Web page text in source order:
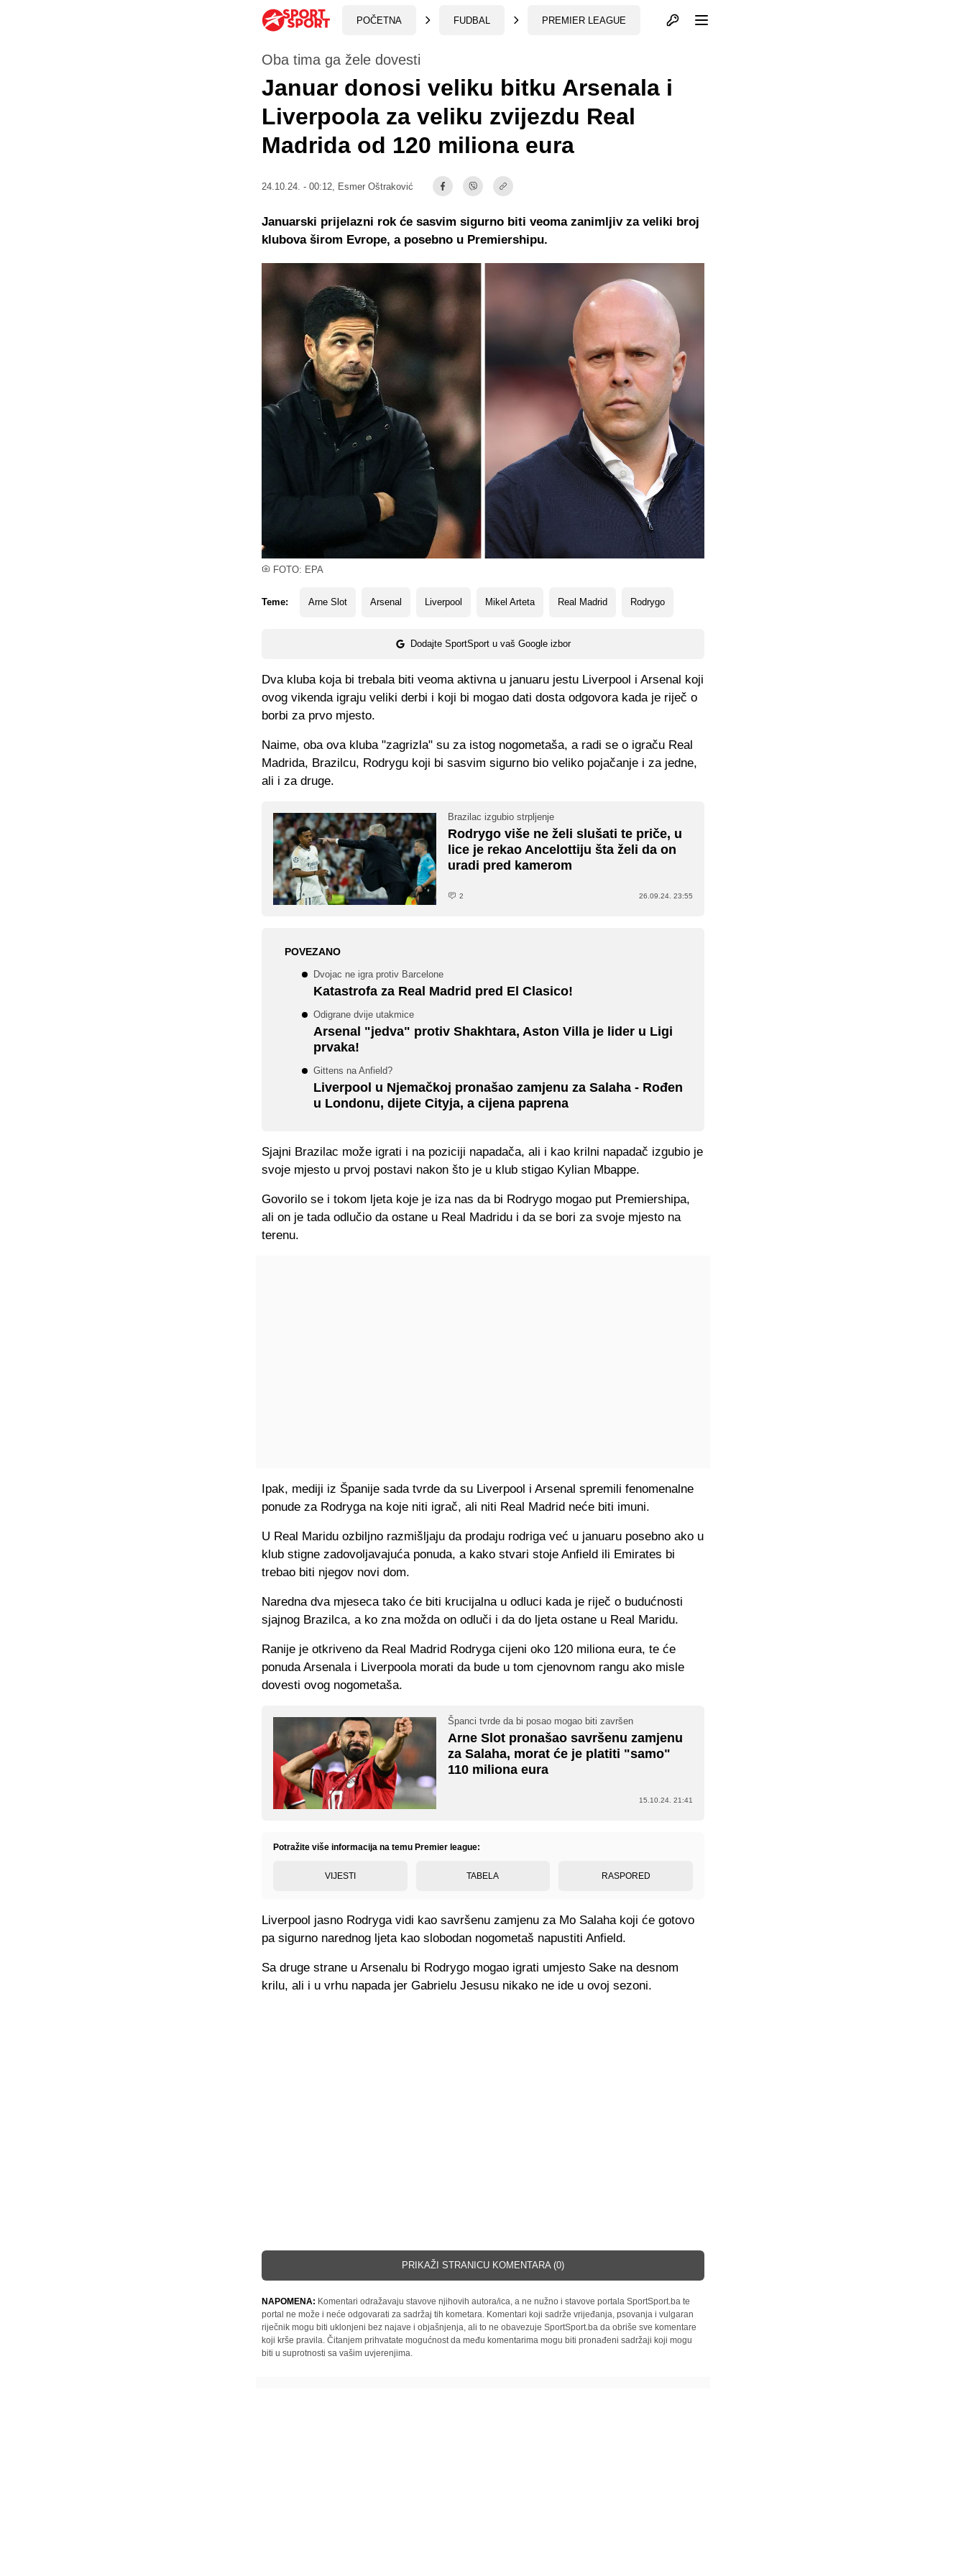
POČETNA FUDBAL PREMIER LEAGUE Otvori profil
FOTO: EPA
Oba tima ga žele dovesti
Januar donosi veliku bitku Arsenala i
Liverpoola za veliku zvijezdu Real
Madrida od 120 miliona eura
24.10.24. - 00:12, Esmer Oštraković
Teme: Arne Slot Arsenal Liverpool Mikel Arteta Real Madrid Rodrygo
Dodajte SportSport u vaš Google izbor
Januarski prijelazni rok će sasvim sigurno biti veoma zanimljiv za veliki broj
klubova širom Evrope, a posebno u Premiershipu.
Dva kluba koja bi trebala biti veoma aktivna u januaru jestu Liverpool i Arsenal koji
ovog vikenda igraju veliki derbi i koji bi mogao dati dosta odgovora kada je riječ o
borbi za prvo mjesto.
Naime, oba ova kluba "zagrizla" su za istog nogometaša, a radi se o igraču Real
Madrida, Brazilcu, Rodrygu koji bi sasvim sigurno bio veliko pojačanje i za jedne,
ali i za druge.
Brazilac izgubio strpljenje
Rodrygo više ne želi slušati te priče, u
lice je rekao Ancelottiju šta želi da on
uradi pred kamerom
2 26.09.24. 23:55
POVEZANO
Dvojac ne igra protiv Barcelone
Katastrofa za Real Madrid pred El Clasico!
Odigrane dvije utakmice
Arsenal "jedva" protiv Shakhtara, Aston Villa je lider u Ligi
prvaka!
Gittens na Anfield?
Liverpool u Njemačkoj pronašao zamjenu za Salaha - Rođen
u Londonu, dijete Cityja, a cijena paprena
Sjajni Brazilac može igrati i na poziciji napadača, ali i kao krilni napadač izgubio je
svoje mjesto u prvoj postavi nakon što je u klub stigao Kylian Mbappe.
Govorilo se i tokom ljeta koje je iza nas da bi Rodrygo mogao put Premiershipa,
ali on je tada odlučio da ostane u Real Madridu i da se bori za svoje mjesto na
terenu.
Ipak, mediji iz Španije sada tvrde da su Liverpool i Arsenal spremili fenomenalne
ponude za Rodryga na koje niti igrač, ali niti Real Madrid neće biti imuni.
U Real Maridu ozbiljno razmišljaju da prodaju rodriga već u januaru posebno ako u
klub stigne zadovoljavajuća ponuda, a kako stvari stoje Anfield ili Emirates bi
trebao biti njegov novi dom.
Naredna dva mjeseca tako će biti krucijalna u odluci kada je riječ o budućnosti
sjajnog Brazilca, a ko zna možda on odluči i da do ljeta ostane u Real Maridu.
Ranije je otkriveno da Real Madrid Rodryga cijeni oko 120 miliona eura, te će
ponuda Arsenala i Liverpoola morati da bude u tom cjenovnom rangu ako misle
dovesti ovog nogometaša.
Španci tvrde da bi posao mogao biti završen
Arne Slot pronašao savršenu zamjenu
za Salaha, morat će je platiti "samo"
110 miliona eura
15.10.24. 21:41
Potražite više informacija na temu Premier league:
VIJESTI TABELA RASPORED
Liverpool jasno Rodryga vidi kao savršenu zamjenu za Mo Salaha koji će gotovo
pa sigurno narednog ljeta kao slobodan nogometaš napustiti Anfield.
Sa druge strane u Arsenalu bi Rodrygo mogao igrati umjesto Sake na desnom
krilu, ali i u vrhu napada jer Gabrielu Jesusu nikako ne ide u ovoj sezoni.
PRIKAŽI STRANICU KOMENTARA (0)
NAPOMENA: Komentari odražavaju stavove njihovih autora/ica, a ne nužno i stavove portala SportSport.ba te
portal ne može i neće odgovarati za sadržaj tih kometara. Komentari koji sadrže vrijeđanja, psovanja i vulgaran
riječnik mogu biti uklonjeni bez najave i objašnjenja, ali to ne obavezuje SportSport.ba da obriše sve komentare
koji krše pravila. Čitanjem prihvatate mogućnost da među komentarima mogu biti pronađeni sadržaji koji mogu
biti u suprotnosti sa vašim uvjerenjima.